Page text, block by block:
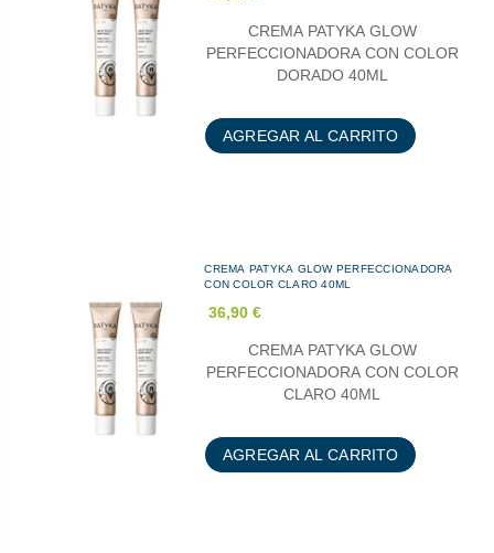
CREMA PATYKA GLOW
PERFECCIONADORA CON COLOR
DORADO 40ML
AGREGAR AL CARRITO
CREMA PATYKA GLOW PERFECCIONADORA
CON COLOR CLARO 40ML
36,90 €
CREMA PATYKA GLOW
PERFECCIONADORA CON COLOR
CLARO 40ML
AGREGAR AL CARRITO